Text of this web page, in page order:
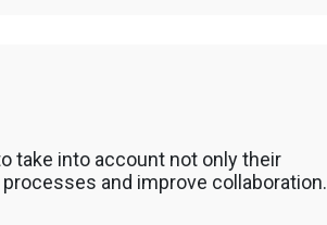
take into account not only their
and improve collaboration.